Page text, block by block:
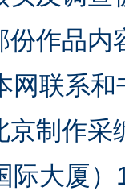
份作品
网联系
京制作
际大厦